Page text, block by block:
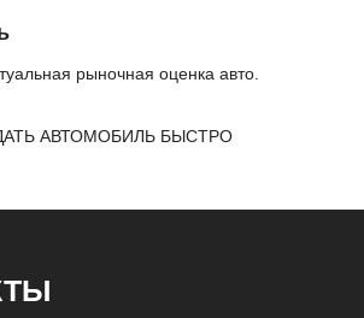
рыночная оценка авто.
АВТОМОБИЛЬ БЫСТРО